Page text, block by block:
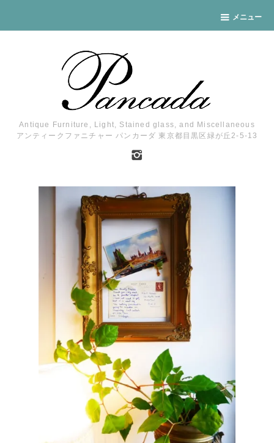
メニュー
Antique Furniture, Light, Stained glass, and Miscellaneous
アンティークファニチャー パンカーダ 東京都目黒区緑が丘2-5-13